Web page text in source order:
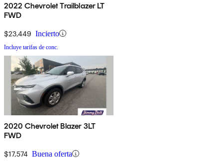
2022 Chevrolet Trailblazer LT
FWD
$23,449 Incierto
Incluye tarifas de conc.
2020 Chevrolet Blazer 3LT
FWD
$17,574 Buena oferta